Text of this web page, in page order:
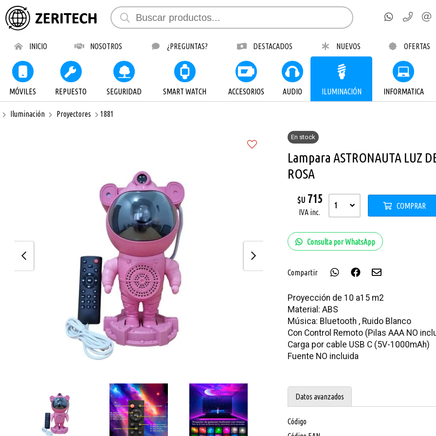
Compartir por email
Enviar
INICIO NOSOTROS ¿PREGUNTAS? DESTACADOS NUEVOS OFERTAS
MÓVILES REPUESTO SEGURIDAD SMART WATCH ACCESORIOS AUDIO ILUMINACIÓN INFORMATICA
Iluminación Proyectores 1881
En stock
Lampara ASTRONAUTA LUZ
ROSA
$U 715
IVA inc.
1 COMPRAR
Consulta por WhatsApp
Compartir
Proyección de 10 a15 m2
Material: ABS
Música: Bluetooth , Ruido Blanco
Con Control Remoto (Pilas AAA NO
Carga por cable USB C (5V-1000mAh)
Fuente NO incluida
Datos avanzados
Código